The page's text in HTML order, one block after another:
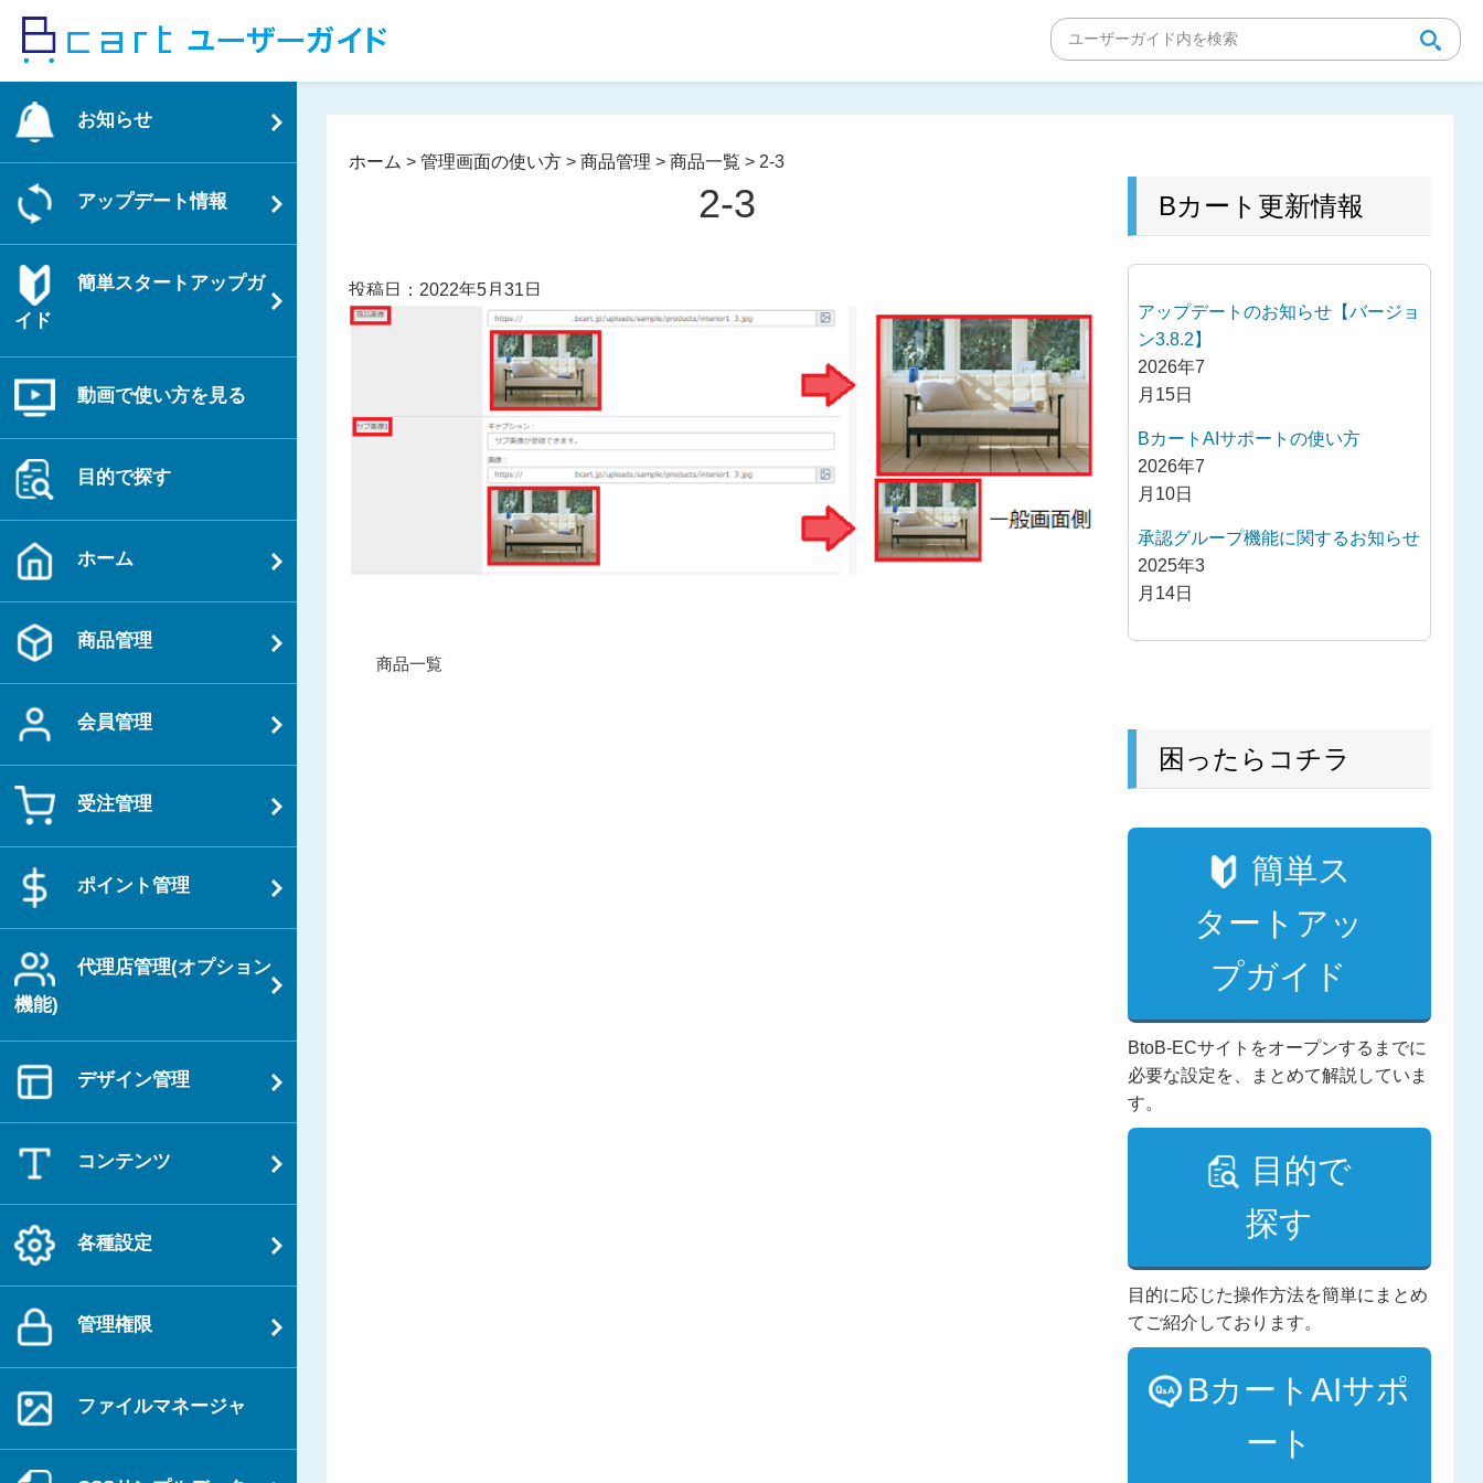
ッ
お知らせ
アップデート情報
簡単スタートアップガ
イド
動画で使い方を見る
目的で探す
ホーム
商品管理
会員管理
受注管理
ポイント管理
代理店管理(オプション
機能)
デザイン管理
コンテンツ
各種設定
管理権限
ファイルマネージャ
ホーム >管理画面の使い方 >商品管理 >商品一覧 > 2-3
2-3
投稿日：2022年5月31日
過
商品一覧
Bカート更新情報
アップデートのお知らせ【バージョ
ン3.8.2】
2026年7
月15日
BカートAIサポートの使い方
2026年7
月10日
承認グループ機能に関するお知らせ
2025年3
月14日
困ったらコチラ
簡単ス
タートアッ
プガイド
BtoB-ECサイトをオープンするまでに
必要な設定を、まとめて解説していま
す。
目的で
探す
目的に応じた操作方法を簡単にまとめ
てご紹介しております。
BカートAIサポ
ート